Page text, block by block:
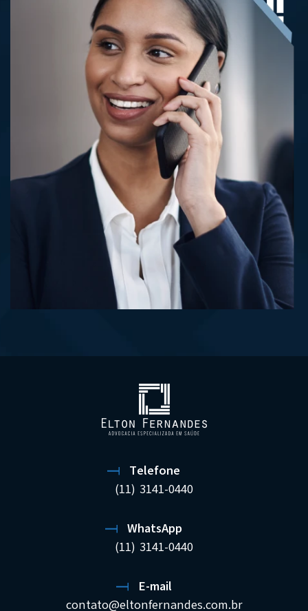
Telefone
(11) 3141-0440
WhatsApp
(11) 3141-0440
E-mail
contato@eltonfernandes.com.br